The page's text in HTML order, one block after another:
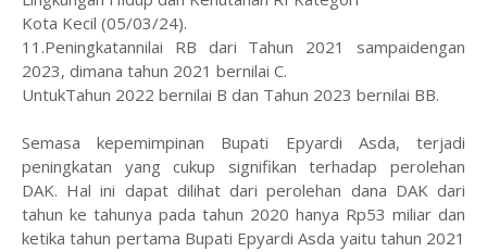
Kota Kecil (05/03/24).
11.Peningkatannilai RB dari Tahun 2021 sampaidengan
2023, dimana tahun 2021 bernilai C.
UntukTahun 2022 bernilai B dan Tahun 2023 bernilai BB.
Semasa kepemimpinan Bupati Epyardi Asda, terjadi
peningkatan yang cukup signifikan terhadap perolehan
DAK. Hal ini dapat dilihat dari perolehan dana DAK dari
tahun ke tahunya pada tahun 2020 hanya Rp53 miliar dan
ketika tahun pertama Bupati Epyardi Asda yaitu tahun 2021